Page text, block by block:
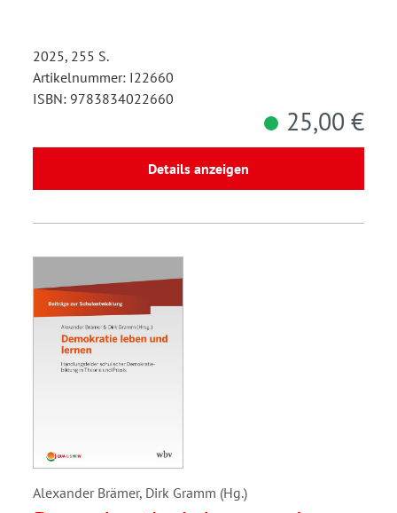
2025, 255 S.
Artikelnummer: I22660
ISBN: 9783834022660
25,00 €
Details anzeigen
Alexander Brämer, Dirk Gramm (Hg.)